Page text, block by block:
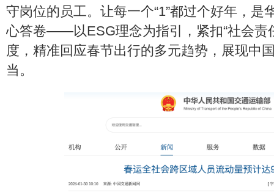
守岗位的员工。让每一个“1”都过个好年，是
心答卷——以ESG理念为指引，紧扣“社会责
度，精准回应春节出行的多元趋势，展现中
当。